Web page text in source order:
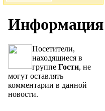
Информация
Посетители,
находящиеся в
группе Гости, не
могут оставлять
комментарии в данной
новости.